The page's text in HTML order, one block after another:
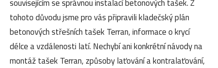
souvisejícím se správnou instalací betonových tašek. Z
tohoto důvodu jsme pro vás připravili kladečský plán
betonových střešních tašek Terran, informace o krycí
délce a vzdálenosti latí. Nechybí ani konkrétní návody na
montáž tašek Terran, způsoby laťování a kontralaťování,